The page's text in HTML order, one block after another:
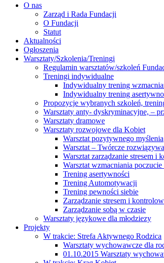
O nas
Zarząd i Rada Fundacji
O Fundacji
Statut
Aktualności
Ogłoszenia
Warsztaty/Szkolenia/Treningi
Regulamin warsztatów/szkoleń
Treningi indywidualne
Indywidualny trening
Indywidualny trening
Propozycje wybranych szkoleń,
Warsztaty anty- dyskryminacyjne, –
Warsztaty dramowe
Warsztaty rozwojowe dla Kobiet
Warsztat pozytywnego myślenia
Warsztat – Twórcze
Warsztat zarządzanie stresem i
Warsztat wzmacniania poczucie
Trening asertywności
Trening Automotywacji
Trening pewności siebie
Zarządzanie stresem i
Zarządzanie sobą w czasie
Warsztaty językowe dla młodziezy
Projekty
W trakcie: Strefa Aktywnego Rodzica
Warsztaty wychowawcze dla
01.10.2015 Warsztaty